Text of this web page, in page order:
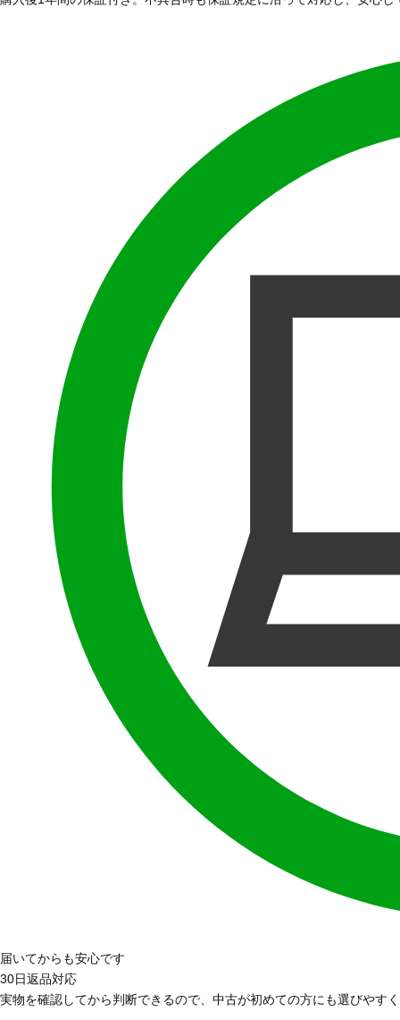
届いてからも安心です
30日返品対応
実物を確認してから判断できるので、中古が初めての方にも選びやす